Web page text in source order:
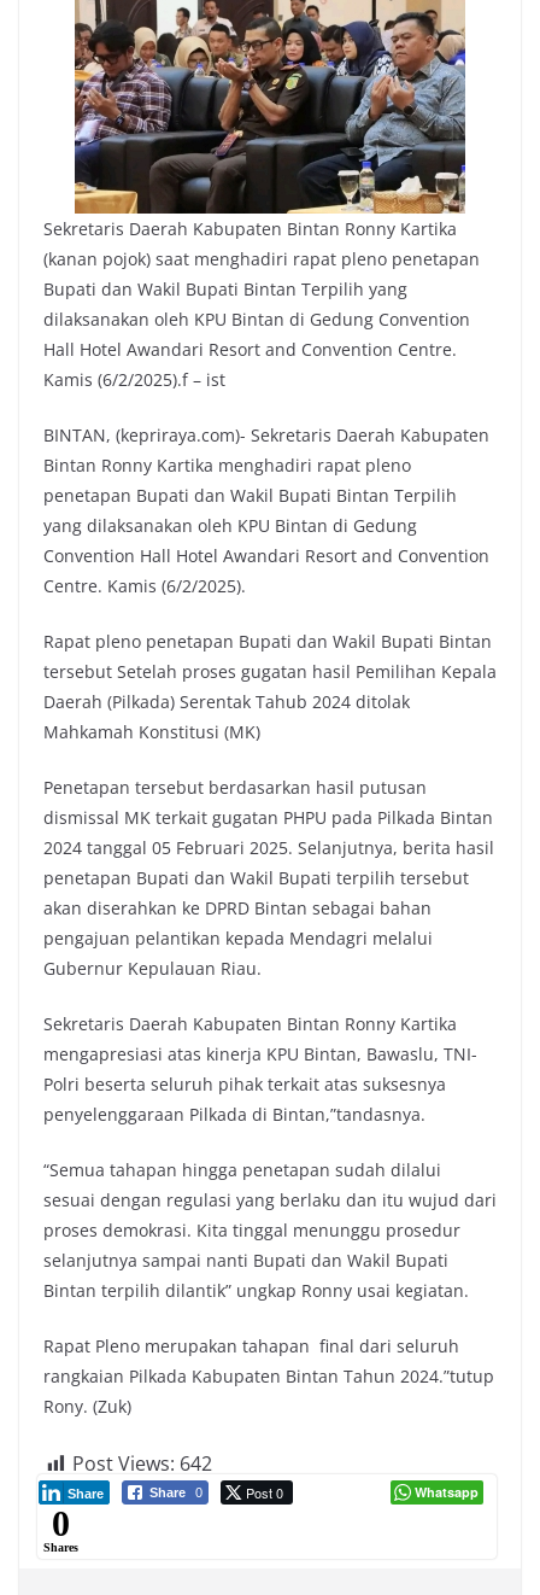
Sekretaris Daerah Kabupaten Bintan Ronny Kartika
(kanan pojok) saat menghadiri rapat pleno penetapan
Bupati dan Wakil Bupati Bintan Terpilih yang
dilaksanakan oleh KPU Bintan di Gedung Convention
Hall Hotel Awandari Resort and Convention Centre.
Kamis (6/2/2025).f – ist
BINTAN, (kepriraya.com)- Sekretaris Daerah Kabupaten
Bintan Ronny Kartika menghadiri rapat pleno
penetapan Bupati dan Wakil Bupati Bintan Terpilih
yang dilaksanakan oleh KPU Bintan di Gedung
Convention Hall Hotel Awandari Resort and Convention
Centre. Kamis (6/2/2025).
Rapat pleno penetapan Bupati dan Wakil Bupati Bintan
tersebut Setelah proses gugatan hasil Pemilihan Kepala
Daerah (Pilkada) Serentak Tahub 2024 ditolak
Mahkamah Konstitusi (MK)
Penetapan tersebut berdasarkan hasil putusan
dismissal MK terkait gugatan PHPU pada Pilkada Bintan
2024 tanggal 05 Februari 2025. Selanjutnya, berita hasil
penetapan Bupati dan Wakil Bupati terpilih tersebut
akan diserahkan ke DPRD Bintan sebagai bahan
pengajuan pelantikan kepada Mendagri melalui
Gubernur Kepulauan Riau.
Sekretaris Daerah Kabupaten Bintan Ronny Kartika
mengapresiasi atas kinerja KPU Bintan, Bawaslu, TNI-
Polri beserta seluruh pihak terkait atas suksesnya
penyelenggaraan Pilkada di Bintan,”tandasnya.
“Semua tahapan hingga penetapan sudah dilalui
sesuai dengan regulasi yang berlaku dan itu wujud dari
proses demokrasi. Kita tinggal menunggu prosedur
selanjutnya sampai nanti Bupati dan Wakil Bupati
Bintan terpilih dilantik” ungkap Ronny usai kegiatan.
Rapat Pleno merupakan tahapan final dari seluruh
rangkaian Pilkada Kabupaten Bintan Tahun 2024.”tutup
Rony. (Zuk)
Post Views: 642
Share 0 Post 0
Share Whatsapp
0
Shares